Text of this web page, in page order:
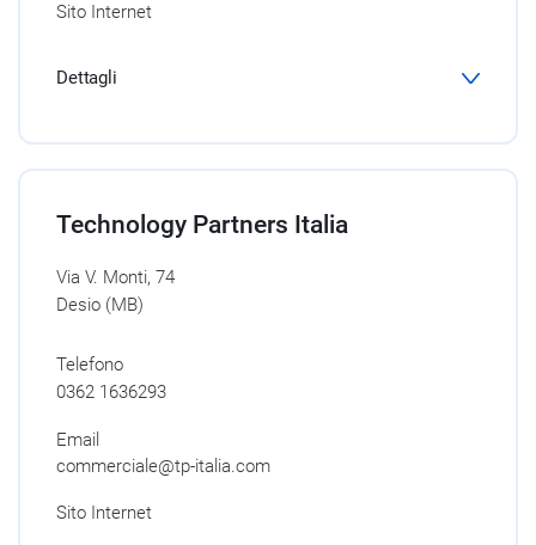
Sito Internet
Dettagli
Technology Partners Italia
Via V. Monti, 74
Desio (MB)
Telefono
0362 1636293
Email
commerciale@tp-italia.com
Sito Internet